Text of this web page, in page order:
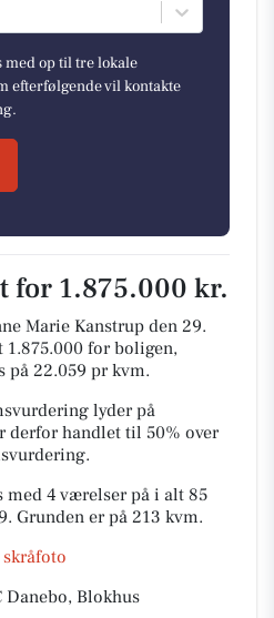
op til tre lokale
efterfølgende vil kontakte
for 1.875.000 kr.
Marie Kanstrup den 29.
1.875.000 for boligen,
22.059 pr kvm.
lyder på
derfor handlet til 50% over
med 4 værelser på i alt 85
Grunden er på 213 kvm.
skråfoto
Danebo, Blokhus